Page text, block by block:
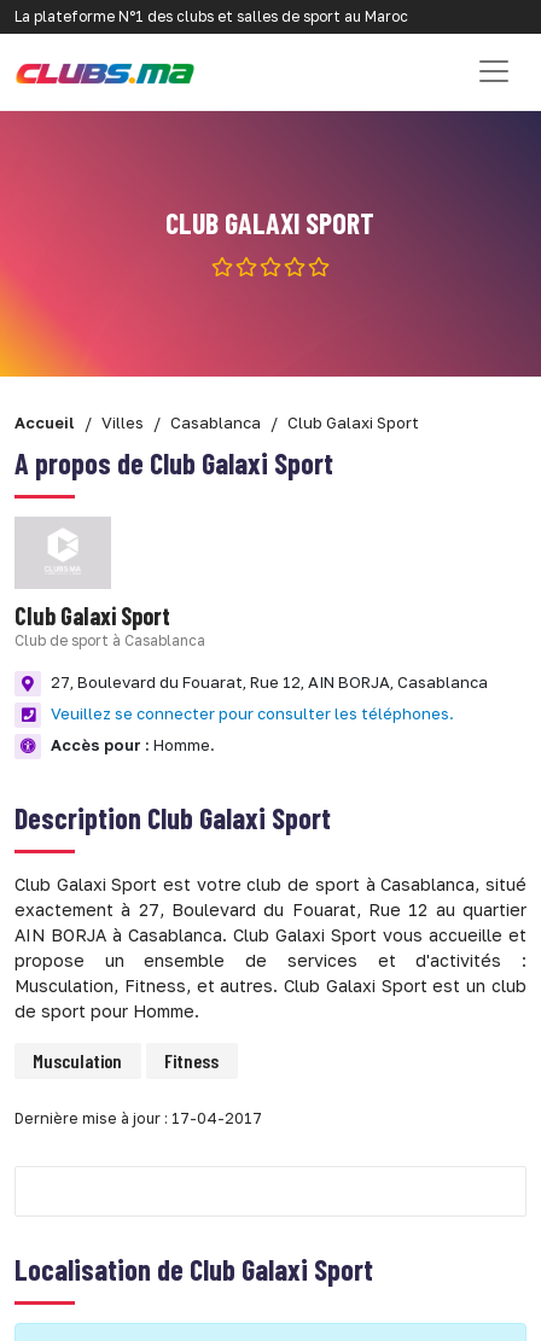
La plateforme N°1 des clubs et salles de sport au Maroc
CLUB GALAXI SPORT
Accueil Villes Casablanca Club Galaxi Sport
A propos de Club Galaxi Sport
Club Galaxi Sport
Club de sport à Casablanca
27, Boulevard du Fouarat, Rue 12, AIN BORJA, Casablanca
Veuillez se connecter pour consulter les téléphones.
Accès pour : Homme.
Description Club Galaxi Sport
Club Galaxi Sport est votre club de sport à Casablanca, situé
exactement à 27, Boulevard du Fouarat, Rue 12 au quartier
AIN BORJA à Casablanca. Club Galaxi Sport vous accueille et
propose un ensemble de services et d'activités :
Musculation, Fitness, et autres. Club Galaxi Sport est un club
de sport pour Homme.
Musculation Fitness
Dernière mise à jour : 17-04-2017
Localisation de Club Galaxi Sport